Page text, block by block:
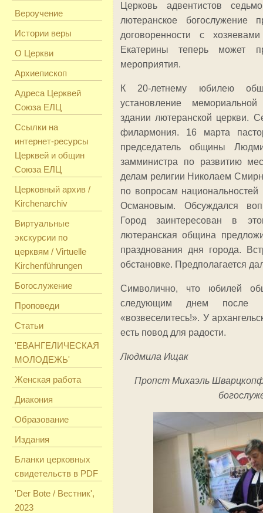
Вероучение
Истории веры
О Церкви
Архиепископ
Адреса Церквей
Союза ЕЛЦ
Ссылки на
интернет-ресурсы
Церквей и общин
Союза ЕЛЦ
Церковный архив /
Kirchenarchiv
Виртуальные
экскурсии по
церквям / Virtuelle
Kirchenführungen
Богослужение
Проповеди
Статьи
'ЕВАНГЕЛИЧЕСКАЯ
МОЛОДЕЖЬ'
Женская работа
Диакония
Образование
Издания
Бланки церковных
свидетельств в PDF
'Der Bote / Вестник',
2023
Церковь адвентистов
лютеранское богослужение
договоренности с
Екатерины теперь может
мероприятия.
К 20-летнему юбилею
установление
здании лютеранской церкви.
филармония. 16 марта
председатель общины
замминистра по развитию
делам религии Николаем
по вопросам
Османовым. Обсуждался
Город заинтересован в
лютеранская община
празднования дня города.
обстановке. Предполагается
Символично, что юбилей
следующим днем после
«возвеселитесь!». У
есть повод для радости.
Людмила Ищак
Пропст Михаэль